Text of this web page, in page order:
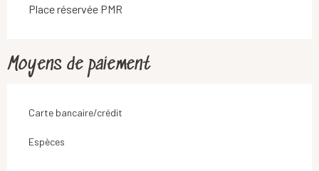
Place réservée PMR
Moyens de paiement
Carte bancaire/crédit
Espèces